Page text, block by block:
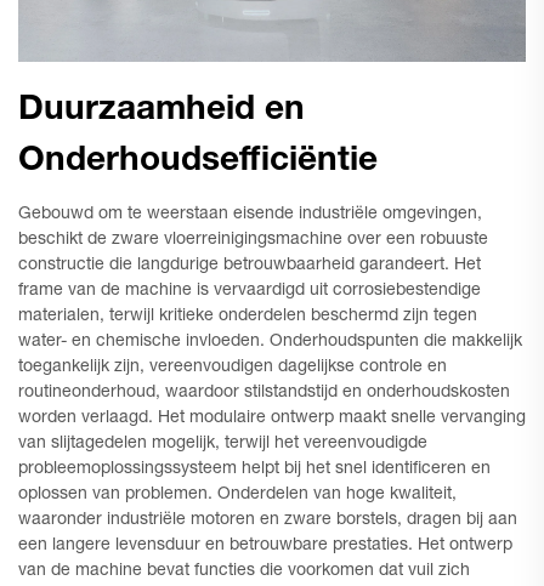
Duurzaamheid en
Onderhoudsefficiëntie
Gebouwd om te weerstaan eisende industriële omgevingen,
beschikt de zware vloerreinigingsmachine over een robuuste
constructie die langdurige betrouwbaarheid garandeert. Het
frame van de machine is vervaardigd uit corrosiebestendige
materialen, terwijl kritieke onderdelen beschermd zijn tegen
water- en chemische invloeden. Onderhoudspunten die makkelijk
toegankelijk zijn, vereenvoudigen dagelijkse controle en
routineonderhoud, waardoor stilstandstijd en onderhoudskosten
worden verlaagd. Het modulaire ontwerp maakt snelle vervanging
van slijtagedelen mogelijk, terwijl het vereenvoudigde
probleemoplossingssysteem helpt bij het snel identificeren en
oplossen van problemen. Onderdelen van hoge kwaliteit,
waaronder industriële motoren en zware borstels, dragen bij aan
een langere levensduur en betrouwbare prestaties. Het ontwerp
van de machine bevat functies die voorkomen dat vuil zich